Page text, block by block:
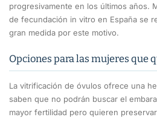
progresivamente en los últimos años.
de fecundación in vitro en España se
gran medida por este motivo.
Opciones para las mujeres que
La vitrificación de óvulos ofrece una
saben que no podrán buscar el
mayor fertilidad pero quieren